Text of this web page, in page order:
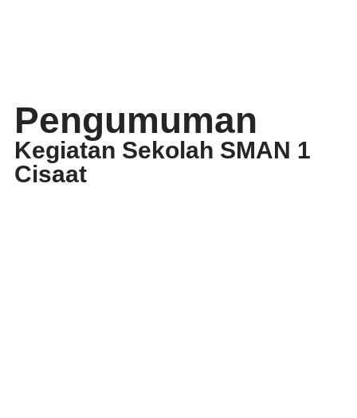
Pengumuman
Kegiatan Sekolah SMAN 1
Cisaat